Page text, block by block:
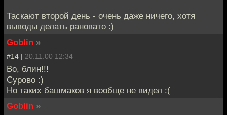
Таскают второй день - очень даже ничего, хотя
выводы делать рановато :)
Goblin »
#14 | 20.11.00 12:34
Во, блин!!!
Сурово :)
Но таких башмаков я вообще не видел :(
Goblin »